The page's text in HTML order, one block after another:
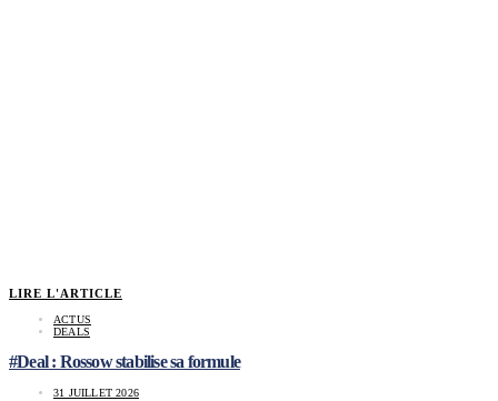
LIRE L'ARTICLE
ACTUS
DEALS
#Deal : Rossow stabilise sa formule
31 JUILLET 2026